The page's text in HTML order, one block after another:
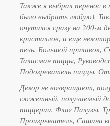
Также я выбрал перенос
было выбрать любую).
очутился сразу на 200-м
кристаллов, и еще
печь, Большой прилавок,
Талисман пиццы,
Подогреватель пиццы,
Декор не возвращают,
сюжетный, получаемый
пиццерии, Флаг Палузы,
Проигрыватель, Сашина